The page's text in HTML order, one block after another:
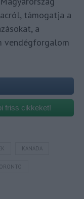
támogatja a
a
vendégforgalom
friss cikkeket!
KANADA